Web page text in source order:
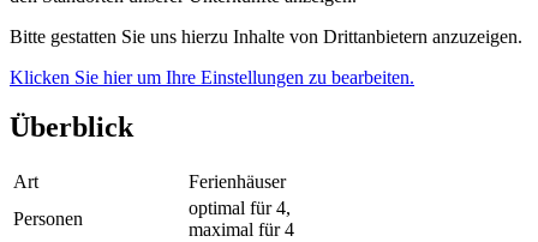
Bitte gestatten Sie uns hierzu Inhalte von Drittanbietern anzuzeigen.
Klicken Sie hier um Ihre Einstellungen zu bearbeiten.
Überblick
Art
Ferienhäuser
Personen
optimal für 4,
maximal für 4